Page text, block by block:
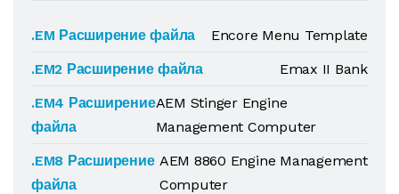
.EM Расширение файла
Encore Menu Template
.EM2 Расширение файла
Emax II Bank
.EM4 Расширение
файла
AEM Stinger Engine
Management Computer
.EM8 Расширение
файла
AEM 8860 Engine Management
Computer